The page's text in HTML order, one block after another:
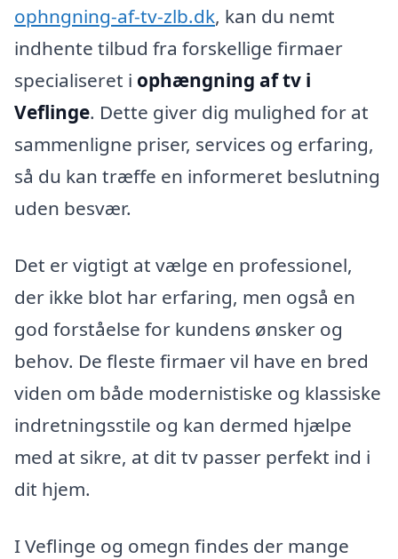
ophngning-af-tv-zlb.dk, kan du nemt
indhente tilbud fra forskellige firmaer
specialiseret i ophængning af tv i
Veflinge. Dette giver dig mulighed for at
sammenligne priser, services og erfaring,
så du kan træffe en informeret beslutning
uden besvær.
Det er vigtigt at vælge en professionel,
der ikke blot har erfaring, men også en
god forståelse for kundens ønsker og
behov. De fleste firmaer vil have en bred
viden om både modernistiske og klassiske
indretningsstile og kan dermed hjælpe
med at sikre, at dit tv passer perfekt ind i
dit hjem.
I Veflinge og omegn findes der mange